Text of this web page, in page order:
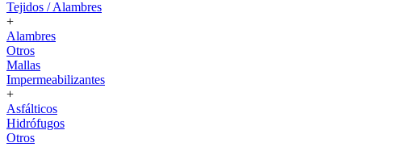
Tejidos / Alambres
+
Alambres
Otros
Mallas
Impermeabilizantes
+
Asfálticos
Hidrófugos
Otros